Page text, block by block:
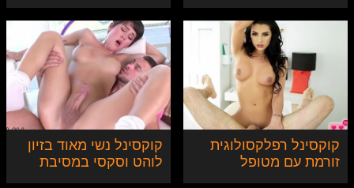
קוקסינל רפלקסולוגית
זורמת עם מטופל
קוקסינל נשי מאוד בזיון
לוהט וסקסי במסיבת